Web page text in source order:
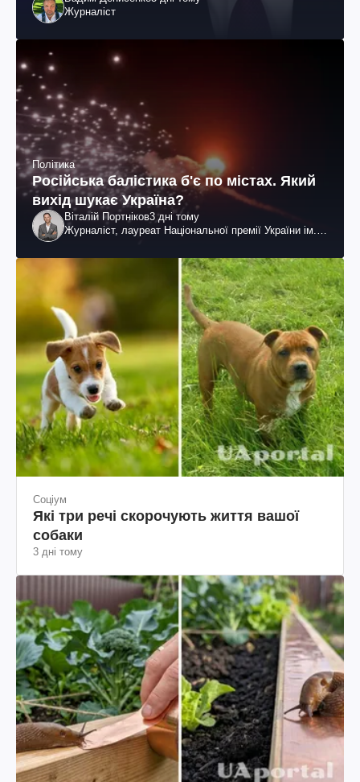
Журналіст
Політика
Російська балістика б'є по містах. Який
вихід шукає Україна?
Віталій Портніков3 дні тому
Журналіст, лауреат Національної премії України ім.
Соціум
Які три речі скорочують життя вашої
собаки
3 дні тому